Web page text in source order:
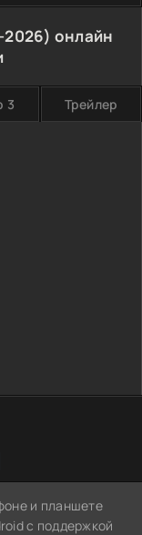
2026) онлайн
3 Трейлер
и планшете
с поддержкой